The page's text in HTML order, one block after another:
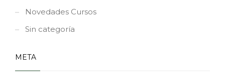
Novedades Cursos
Sin categoría
META